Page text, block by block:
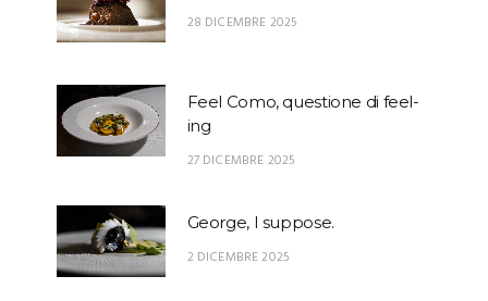
28 DICEMBRE 2025
Feel Como, questione di feel-
ing
27 DICEMBRE 2025
George, I suppose.
2 DICEMBRE 2025